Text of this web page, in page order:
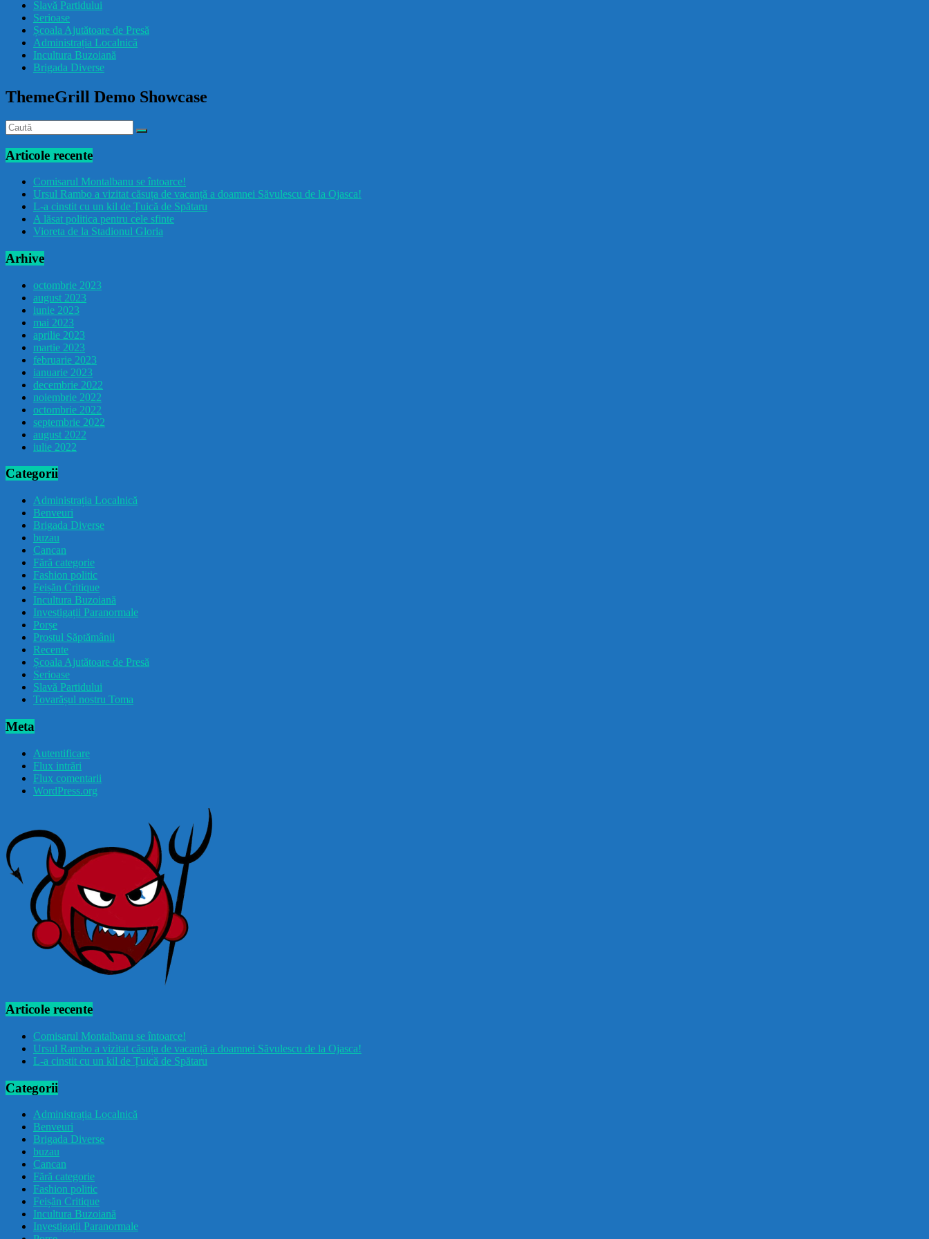
Slavă Partidului
Serioase
Școala Ajutătoare de Presă
Administrația Localnică
Incultura Buzoiană
Brigada Diverse
ThemeGrill Demo Showcase
Articole recente
Comisarul Montalbanu se întoarce!
Ursul Rambo a vizitat căsuța de vacanță a doamnei Săvulescu de la Ojasca!
L-a cinstit cu un kil de Țuică de Spătaru
A lăsat politica pentru cele sfinte
Vioreta de la Stadionul Gloria
Arhive
octombrie 2023
august 2023
iunie 2023
mai 2023
aprilie 2023
martie 2023
februarie 2023
ianuarie 2023
decembrie 2022
noiembrie 2022
octombrie 2022
septembrie 2022
august 2022
iulie 2022
Categorii
Administrația Localnică
Benveuri
Brigada Diverse
buzau
Cancan
Fără categorie
Fashion politic
Feișăn Critique
Incultura Buzoiană
Investigații Paranormale
Porșe
Prostul Săptămânii
Recente
Școala Ajutătoare de Presă
Serioase
Slavă Partidului
Tovarășul nostru Toma
Meta
Autentificare
Flux intrări
Flux comentarii
WordPress.org
Articole recente
Comisarul Montalbanu se întoarce!
Ursul Rambo a vizitat căsuța de vacanță a doamnei Săvulescu de la Ojasca!
L-a cinstit cu un kil de Țuică de Spătaru
Categorii
Administrația Localnică
Benveuri
Brigada Diverse
buzau
Cancan
Fără categorie
Fashion politic
Feișăn Critique
Incultura Buzoiană
Investigații Paranormale